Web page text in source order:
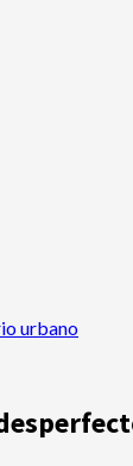
urbano